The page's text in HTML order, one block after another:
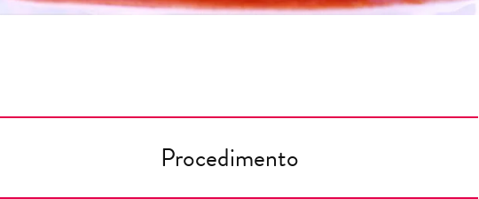
Procedimento